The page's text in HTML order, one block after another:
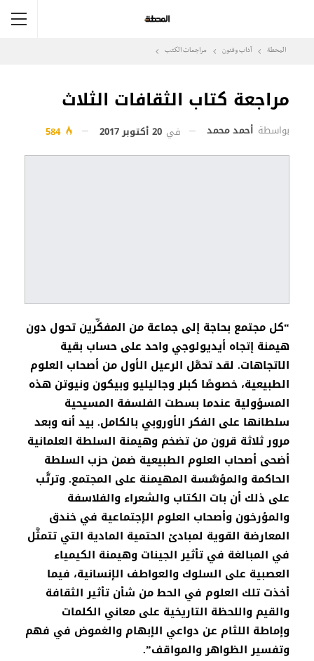
المحطة آداب وفنون مراجعات الكتب
مراجعة كتاب الثقافات الثلاث
بواسطة أحمد محمد في 20 أكتوبر 2017 584
“كل مجتمع بحاجة إلى جماعة من المفكِّرين تحول دون
هيمنة إتجاه أيديولوجي واحد على حساب بقية
الاتجاهات. لقد تحمَّل الرعيل الأول من أصحاب العلوم
الطبيعية، خصوصًا كبلر وجاليليو وبيكون ونيوتن هذه
المسؤولية عندما بسطت الفلسفة المسيحية
سلطانها على الفكر الأوروبي بالكامل. بيد أنه وبعد
مرور ثلاثة قرون من تضخم وهيمنة السلطة العلمانية
أضحى أصحاب العلوم الطبيعية ضمن حزب السلطة
الحاكمة والمؤسَّسة المهيمنة على المجتمع. وترتَّب
على ذلك أن بات الكتاب والشعراء والفلاسفة
والمؤرخون وأصحاب العلوم الإجتماعية في خندق
المعارضة القوية لمبادئ الحتمية المادية التي تتمثَّل
في المبالغة في تأثير الجينات وهيمنة الكيمياء
العصبية على السلوك والعواطف الإنسانية، فيما
أخذت تلك العلوم في الحط من شأن تأثير الثقافة
والقيم واللحظة التاريخية على معاني الكلمات
وإماطة اللثام عن دواعي الإبهام والغموض في فهم
وتفسير الظواهر والمواقف”.